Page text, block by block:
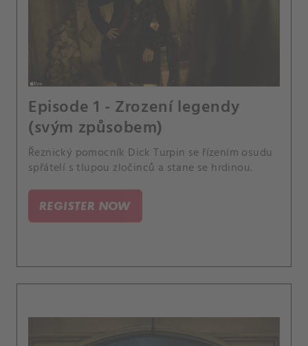
Episode 1 - Zrození legendy
(svým způsobem)
Řeznický pomocník Dick Turpin se řízením osudu
spřátelí s tlupou zločinců a stane se hrdinou.
REGISTER NOW